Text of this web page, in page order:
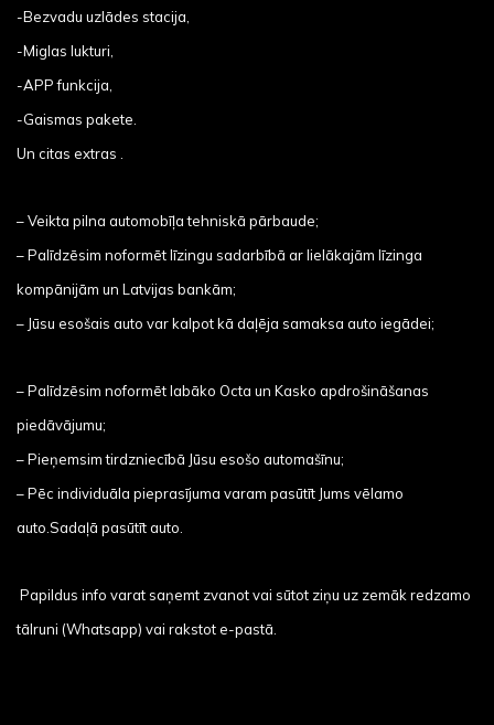
-Bezvadu uzlādes stacija,
-Miglas lukturi,
-APP funkcija,
-Gaismas pakete.
Un citas extras .
– Veikta pilna automobīļa tehniskā pārbaude;
– Palīdzēsim noformēt līzingu sadarbībā ar lielākajām līzinga
kompānijām un Latvijas bankām;
– Jūsu esošais auto var kalpot kā daļēja samaksa auto iegādei;
– Palīdzēsim noformēt labāko Octa un Kasko apdrošināšanas
piedāvājumu;
– Pieņemsim tirdzniecībā Jūsu esošo automašīnu;
– Pēc individuāla pieprasījuma varam pasūtīt Jums vēlamo
auto.Sadaļā pasūtīt auto.
Papildus info varat saņemt zvanot vai sūtot ziņu uz zemāk redzamo
tālruni (Whatsapp) vai rakstot e-pastā.